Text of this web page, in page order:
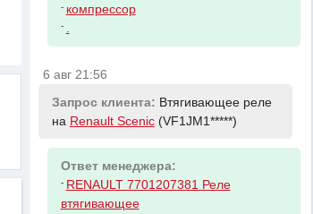
- компрессор
-
6 авг 21:56
Запрос клиента: Втягивающее реле
на Renault Scenic(VF1JM1*****)
Ответ менеджера:
- RENAULT 7701207381 Реле
втягивающее